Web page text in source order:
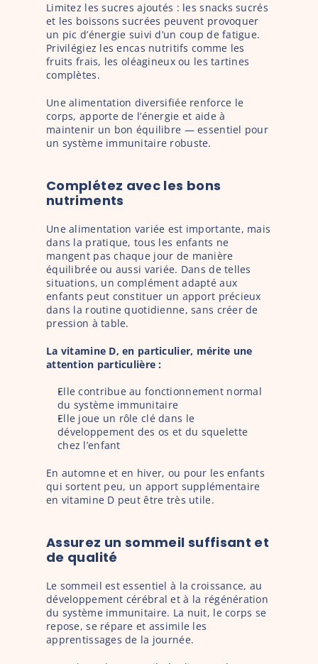
Limitez les sucres ajoutés : les snacks sucrés
et les boissons sucrées peuvent provoquer
un pic d’énergie suivi d’un coup de fatigue.
Privilégiez les encas nutritifs comme les
fruits frais, les oléagineux ou les tartines
complètes.
Une alimentation diversifiée renforce le
corps, apporte de l’énergie et aide à
maintenir un bon équilibre — essentiel pour
un système immunitaire robuste.
Complétez avec les bons
nutriments
Une alimentation variée est importante, mais
dans la pratique, tous les enfants ne
mangent pas chaque jour de manière
équilibrée ou aussi variée. Dans de telles
situations, un complément adapté aux
enfants peut constituer un apport précieux
dans la routine quotidienne, sans créer de
pression à table.
La vitamine D, en particulier, mérite une
attention particulière :
Elle contribue au fonctionnement normal
du système immunitaire
Elle joue un rôle clé dans le
développement des os et du squelette
chez l’enfant
En automne et en hiver, ou pour les enfants
qui sortent peu, un apport supplémentaire
en vitamine D peut être très utile.
Assurez un sommeil suffisant et
de qualité
Le sommeil est essentiel à la croissance, au
développement cérébral et à la régénération
du système immunitaire. La nuit, le corps se
repose, se répare et assimile les
apprentissages de la journée.